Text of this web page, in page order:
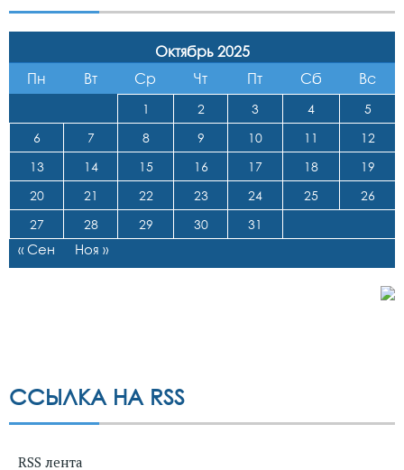
Октябрь 2025
Пн
Вт Ср Чт Пт Сб Вс
1 2 3 4
5
6
7 8 9 10 11
12
13
14 15 16 17 18
19
20
21 22 23 24 25
26
27
28 29 30 31
« Сен Ноя »
ССЫЛКА НА RSS
RSS лента